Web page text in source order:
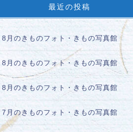
最近の投稿
8月のきものフォト・きもの写真館
8月のきものフォト・きもの写真館
8月のきものフォト・きもの写真館
7月のきものフォト・きもの写真館